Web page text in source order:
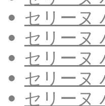
セリーヌ
セリーヌ
セリーヌ
セリーヌ
セリーヌ